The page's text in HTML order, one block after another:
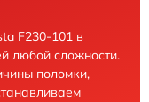
F230-101 в
любой сложности.
поломки,